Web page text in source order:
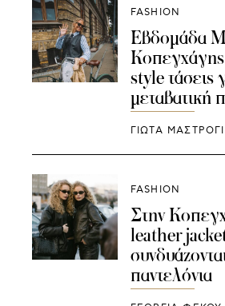
FASHION
Εβδομάδα
style τάσεις
μεταβατική
ΓΙΩΤΑ
FASHION
Στην
leather
παντελόνια